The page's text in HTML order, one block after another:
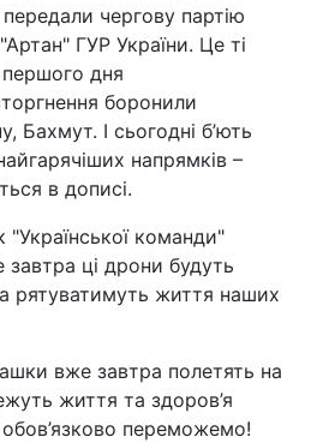
чергову партію
ГУР України. Це ті
першого дня
боронили
Бахмут. І сьогодні б’ють
напрямків –
в дописі.
"Української команди"
ці дрони будуть
рятуватимуть життя наших
вже завтра полетять на
життя та здоров’я
переможемо!